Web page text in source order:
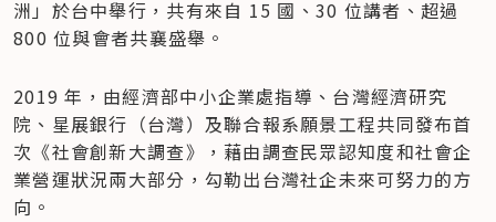
洲」於台中舉行，共有來自 15 國、30 位講者、超過
800 位與會者共襄盛舉。
2019 年，由經濟部中小企業處指導、台灣經濟研究
院、星展銀行（台灣）及聯合報系願景工程共同發布首
次《社會創新大調查》，藉由調查民眾認知度和社會企
業營運狀況兩大部分，勾勒出台灣社企未來可努力的方
向。